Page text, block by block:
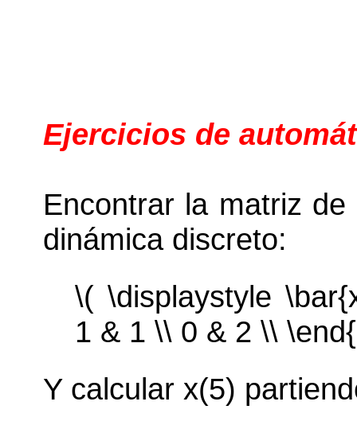
Ejercicios de
Encontrar la matriz
dinámica discreto:
\( \displaystyle
1 & 1 \\ 0 & 2 \\
Y calcular x(5)